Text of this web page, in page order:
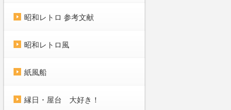
昭和レトロ 参考文献
昭和レトロ風
紙風船
縁日・屋台 大好き！